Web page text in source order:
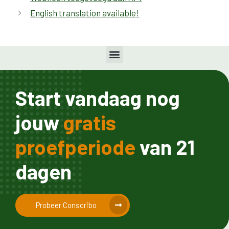
English translation available!
Start vandaag nog
jouwgratis
proefperiode van 21
dagen
Probeer Conscribo